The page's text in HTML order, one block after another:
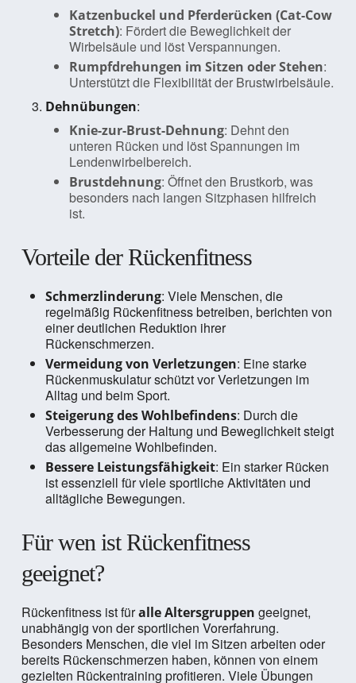
Katzenbuckel und Pferderücken (Cat-Cow
Stretch): Fördert die Beweglichkeit der
Wirbelsäule und löst Verspannungen.
Rumpfdrehungen im Sitzen oder Stehen:
Unterstützt die Flexibilität der Brustwirbelsäule.
Dehnübungen:
Knie-zur-Brust-Dehnung: Dehnt den
unteren Rücken und löst Spannungen im
Lendenwirbelbereich.
Brustdehnung: Öffnet den Brustkorb, was
besonders nach langen Sitzphasen hilfreich
ist.
Vorteile der Rückenfitness
Schmerzlinderung: Viele Menschen, die
regelmäßig Rückenfitness betreiben, berichten von
einer deutlichen Reduktion ihrer
Rückenschmerzen.
Vermeidung von Verletzungen: Eine starke
Rückenmuskulatur schützt vor Verletzungen im
Alltag und beim Sport.
Steigerung des Wohlbefindens: Durch die
Verbesserung der Haltung und Beweglichkeit steigt
das allgemeine Wohlbefinden.
Bessere Leistungsfähigkeit: Ein starker Rücken
ist essenziell für viele sportliche Aktivitäten und
alltägliche Bewegungen.
Für wen ist Rückenfitness
geeignet?
Rückenfitness ist füralle Altersgruppen geeignet,
unabhängig von der sportlichen Vorerfahrung.
Besonders Menschen, die viel im Sitzen arbeiten oder
bereits Rückenschmerzen haben, können von einem
gezielten Rückentraining profitieren. Viele Übungen